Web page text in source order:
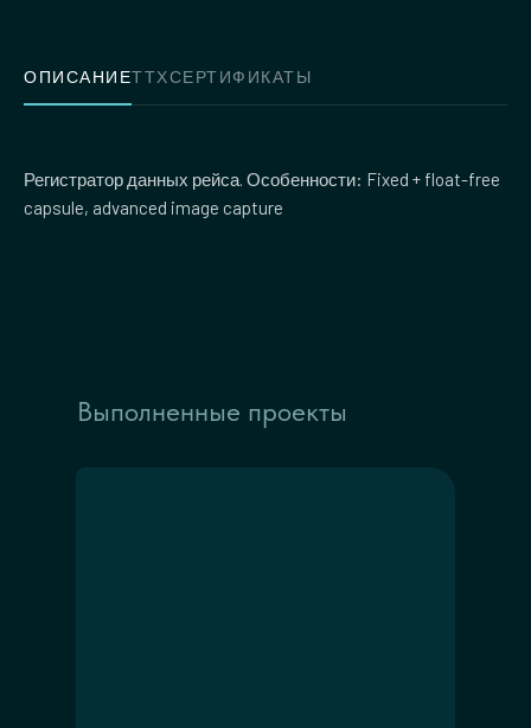
ОПИСАНИЕТТХСЕРТИФИКАТЫ
Регистратор данных рейса. Особенности: Fixed + float-free
capsule, advanced image capture
Выполненные проекты